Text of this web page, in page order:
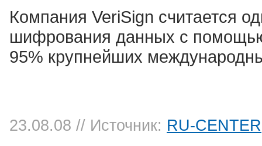
Компания VeriSign считается
шифрования данных с
95% крупнейших
23.08.08 // Источник: RU-CENTER